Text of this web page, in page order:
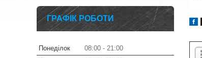
ГРАФІК РОБОТИ
Понеділок 08:00
21:00